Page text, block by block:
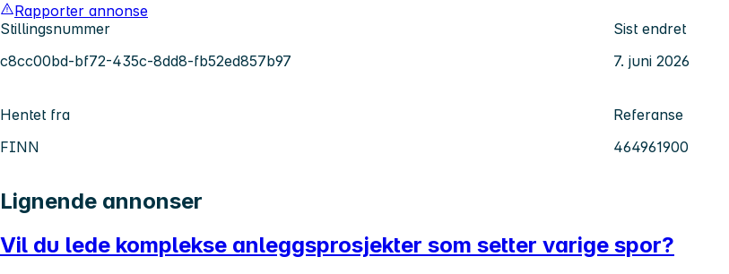
Rapporter annonse
Stillingsnummer
c8cc00bd-bf72-435c-8dd8-fb52ed857b97
Sist endret
7. juni 2026
Hentet fra
FINN
Referanse
464961900
Lignende annonser
Vil du lede komplekse anleggsprosjekter som setter varige spor?